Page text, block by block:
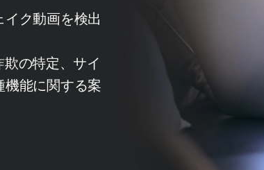
ク動画を検出
の特定、サイ
機能に関する案